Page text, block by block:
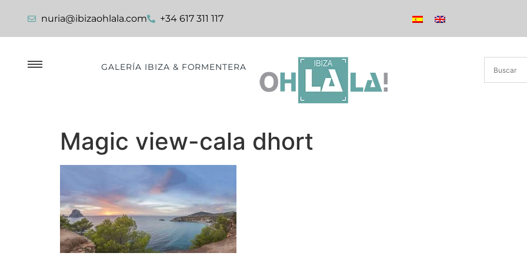
nuria@ibizaohlala.com +34 617 311 117
GALERÍA IBIZA & FORMENTERA
Magic view-cala dhort